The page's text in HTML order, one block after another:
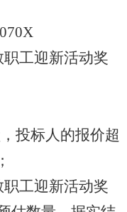
工迎新活动奖
投标人的报价超
工迎新活动奖